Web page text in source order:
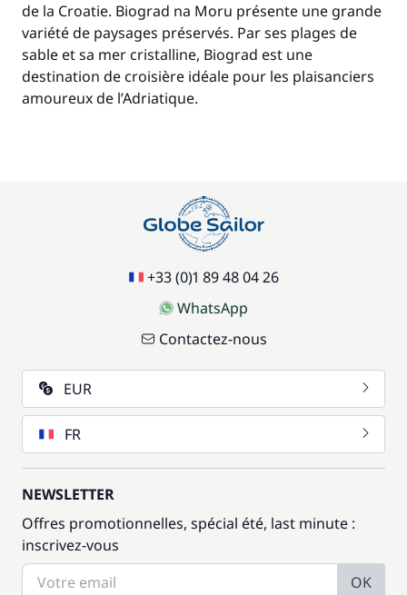
de la Croatie. Biograd na Moru présente une grande
variété de paysages préservés. Par ses plages de
sable et sa mer cristalline, Biograd est une
destination de croisière idéale pour les plaisanciers
amoureux de l’Adriatique.
+33 (0)1 89 48 04 26
WhatsApp
Contactez-nous
EUR
FR
NEWSLETTER
Offres promotionnelles, spécial été, last minute :
inscrivez-vous
OK